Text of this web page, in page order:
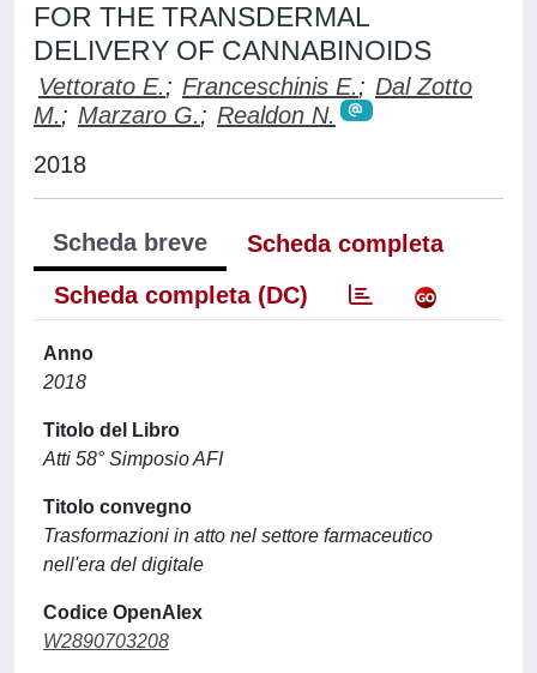
FOR THE TRANSDERMAL
DELIVERY OF CANNABINOIDS
Vettorato E.; Franceschinis E.; Dal Zotto
M.; Marzaro G.; Realdon N.
2018
Scheda breve
Scheda completa
Scheda completa (DC)
Anno
2018
Titolo del Libro
Atti 58° Simposio AFI
Titolo convegno
Trasformazioni in atto nel settore farmaceutico
nell'era del digitale
Codice OpenAlex
W2890703208